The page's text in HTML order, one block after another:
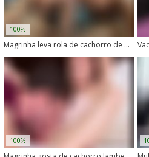
100%
Magrinha leva rola de cachorro de quatro
100%